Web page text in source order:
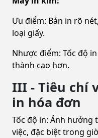
Ưu điểm: Bản in rõ
loại giấy.
Nhược điểm: Tốc độ
thành cao hơn.
III - Tiêu chí
in hóa đơn
Tốc độ in: Ảnh hưởng
việc, đặc biệt trong